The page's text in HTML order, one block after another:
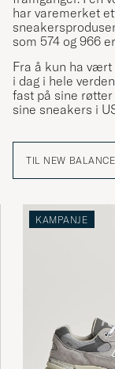
har varemerket
som 574 og 966
Fra å kun ha
i dag i hele
fast på sine
sine sneakers i
TIL NEW BALANCE
KAMPANJE